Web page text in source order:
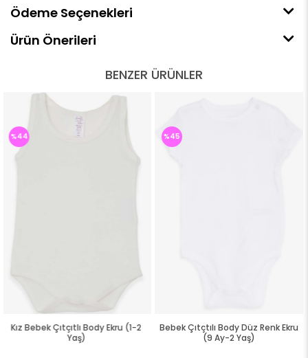
Ödeme Seçenekleri
Ürün Önerileri
BENZER ÜRÜNLER
Ekru (1-2
Bebek Çıtçtılı Body Düz Renk Ekru
%45
Kız Bebek Çıtçıtlı
Unicorn Ekru (9 Ay-